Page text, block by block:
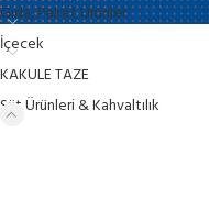
Gıda, Paket Ürünler
İçecek
KAKULE TAZE
Süt Ürünleri & Kahvaltılık